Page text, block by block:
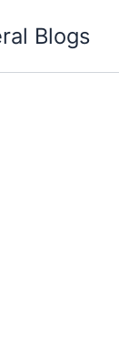
Blogs